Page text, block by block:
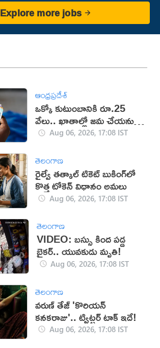
Explore more jobs
ఆంధ్రప్రదేశ్
ఒక్కో కుటుంబానికి రూ.25
వేలు.. ఖాతాల్లో జ‌మ చేయ‌నున్న
ప్ర‌భుత్వం..!
Aug 06, 2026, 17:08 IST
తెలంగాణ
రైల్వే తత్కాల్ టికెట్ బుకింగ్‌లో
కొత్త టోకెన్ విధానం అమలు
Aug 06, 2026, 17:08 IST
తెలంగాణ
VIDEO: బస్సు కింద పడ్డ
బైకర్.. యువకుడు మృతి!
Aug 06, 2026, 17:08 IST
తెలంగాణ
వరుణ్ తేజ్ 'కొరియన్
కనకరాజు'.. ట్విట్టర్ టాక్ ఇదే!
Aug 06, 2026, 17:08 IST